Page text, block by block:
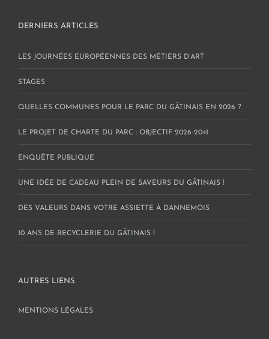
DERNIERS ARTICLES
LES JOURNÉES EUROPÉENNES DES MÉTIERS D’ART
STAGES
QUELLES COMMUNES POUR LE PARC DU GÂTINAIS EN 2026 ?
LE PROJET DE CHARTE DU PARC : OBJECTIF 2026-2041
ENQUÊTE PUBLIQUE
UNE IDÉE DE CADEAU PLEIN DE SAVEURS DU GÂTINAIS !
DES VALEURS DANS VOTRE ASSIETTE À DANNEMOIS
10 ANS DE RECYCLERIE DU GÂTINAIS !
AUTRES LIENS
MENTIONS LÉGALES